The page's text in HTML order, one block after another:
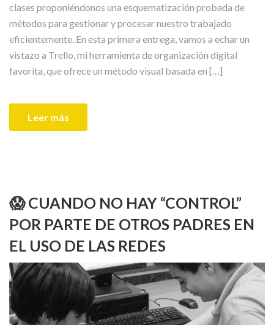
clases proponiéndonos una esquematización probada de
métodos para gestionar y procesar nuestro trabajado
eficientemente. En esta primera entrega, vamos a echar un
vistazo a Trello, mi herramienta de organización digital
favorita, que ofrece un método visual basada en […]
Leer más
😱 CUANDO NO HAY “CONTROL”
POR PARTE DE OTROS PADRES EN
EL USO DE LAS REDES